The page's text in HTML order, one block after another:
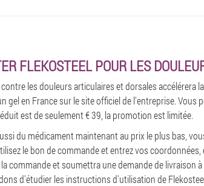
FLEKOSTEEL POUR LES
les douleurs articulaires et dorsales accélérera
gel en France sur le site officiel de l'entreprise. Vous
est de seulement € 39, la promotion est limitée.
du médicament maintenant au prix le plus bas,
le bon de commande et entrez vos
commande et soumettra une demande de livraison
d'étudier les instructions d'utilisation de